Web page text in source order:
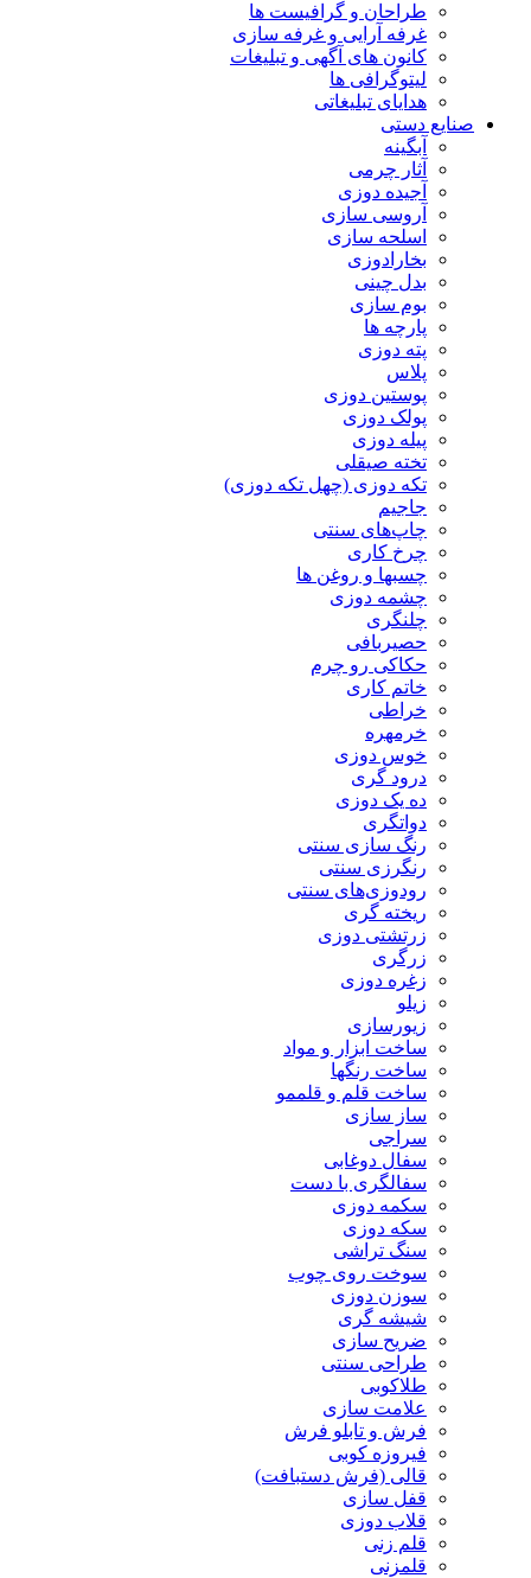
طراحان و گرافیست ها
غرفه آرایی و غرفه سازی
کانون های آگهی و تبلیغات
لیتوگرافی ها
هدایای تبلیغاتی
صنایع دستی
آبگینه
آثار چرمی
آجیده دوزی
آروسی سازی
اسلحه سازی
بخارادوزی
بدل چینی
بوم سازی
پارچه ها
پته دوزی
پلاس
پوستین دوزی
پولک دوزی
پیله دوزی
تخته صیقلی
تکه دوزی (چهل تکه دوزی)
جاجیم
چاپ‌های سنتی
چرخ کاری
چسبها و روغن ها
چشمه دوزی
چلنگری
حصیربافی
حکاکی رو چرم
خاتم کاری
خراطی
خرمهره
خوس دوزی
درود گری
ده یک دوزی
دواتگری
رنگ سازی سنتی
رنگرزی سنتی
رودوزی‌های سنتی
ریخته گری
زرتشتی دوزی
زرگری
زغره دوزی
زیلو
زیورسازی
ساخت ابزار و مواد
ساخت رنگها
ساخت قلم و قلممو
ساز سازی
سراجی
سفال دوغابی
سفالگری با دست
سکمه دوزی
سکه دوزی
سنگ تراشی
سوخت روی چوب
سوزن دوزی
شیشه گری
ضریح سازی
طراحی سنتی
طلاکوبی
علامت سازی
فرش و تابلو فرش
فیروزه کوبی
قالی (فرش دستبافت)
قفل سازی
قلاب دوزی
قلم زنی
قلمزنی